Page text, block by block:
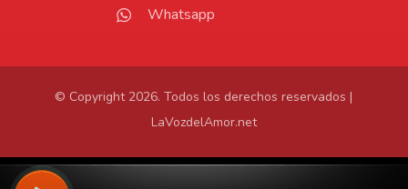
Whatsapp
© Copyright 2026. Todos los derechos reservados |
LaVozdelAmor.net
Protección de Datos